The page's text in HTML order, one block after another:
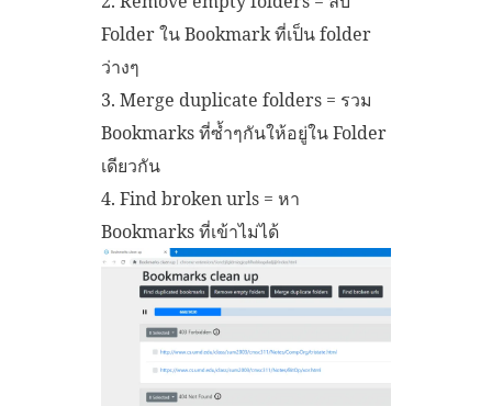
Folder ใน Bookmark ที่เป็น folder
ว่างๆ
3. Merge duplicate folders = รวม
Bookmarks ที่ซ้ำๆกันให้อยู่ใน Folder
เดียวกัน
4. Find broken urls = หา
Bookmarks ที่เข้าไม่ได้